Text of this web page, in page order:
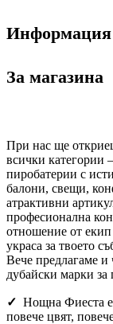
Информация
За магазина
При нас ще
всички категории
пиробатерии с
балони, свещи,
атрактивни
професионална
отношение от
украса за твоето
Вече предлагаме и
дубайски марки
✓ Нощна Фиеста е
повече цвят,